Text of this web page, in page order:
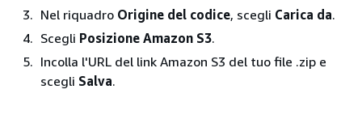
Nel riquadro Origine del codice, scegli Carica da.
Scegli Posizione Amazon S3.
Incolla l'URL del link Amazon S3 del tuo file .zip e
scegli Salva.